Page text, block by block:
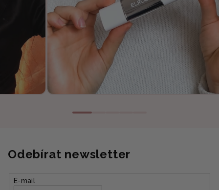
Odebírat newsletter
E-mail